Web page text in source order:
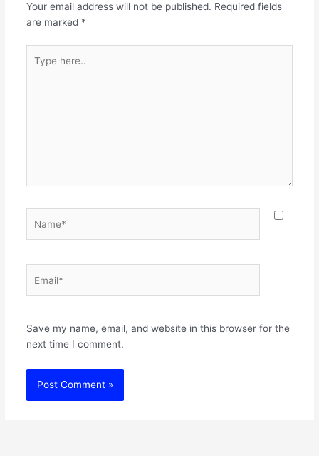
Your email address will not be published. Required fields
are marked *
here..
Save my name, email, and website in this browser for the
next time I comment.